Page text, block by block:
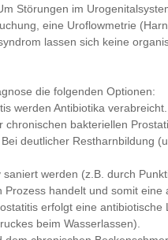
Störungen im
eine Uroflowmetrie
lassen sich keine
die folgenden Optionen:
werden Antibiotika
chronischen bakteriellen
deutlicher Restharnbildung
werden (z.B. durch
handelt und somit
erfolgt eine
beim Wasserlassen).